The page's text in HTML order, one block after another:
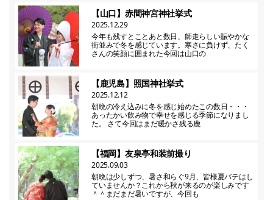
【山口】赤間神宮神社挙式
2025.12.29
今年も残すとことあと数日、師走らしい賑やかな
街並みで冬を感じています。寒さに負けず、たく
さんの笑顔に囲まれた今回は山口の
【鹿児島】照国神社挙式
2025.12.12
朝晩の冷え込みに冬を感じ始めたこの数日・・・
あったかい飲み物で幸せを感じる季節になりまし
た。 さて今回はまだ暖かさ残る鹿
【福岡】友泉亭和装前撮り
2025.09.03
朝晩は少しずつ、暑さ和らぐ9月、皆様夏バテはし
ていませんか？これから秋が来るのが楽しみです
＾＾まだまだ暑いですが、今回も